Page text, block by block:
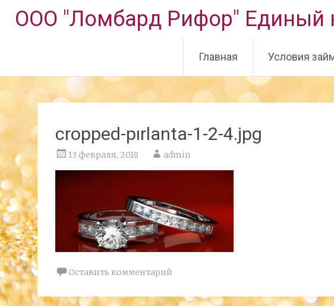
содержимому
ООО "Ломбард Рифор" Единый
Главная Условия
cropped-pırlanta-1-2-4.jpg
13 февраля, 2018 admin
Оставить комментарий